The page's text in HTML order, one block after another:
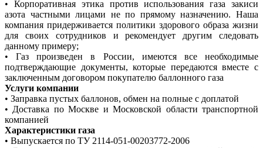
• Корпоративная этика против использования газа закиси
азота частными лицами не по прямому назначению. Наша
компания придерживается политики здорового образа жизни
для своих сотрудников и рекомендует другим следовать
данному примеру;
• Газ произведен в России, имеются все необходимые
подтверждающие документы, которые передаются вместе с
заключенным договором покупателю баллонного газа
Услуги компании
• Заправка пустых баллонов, обмен на полные с доплатой
• Доставка по Москве и Московской области транспортной
компанией
Характеристики газа
• Выпускается по ТУ 2114-051-00203772-2006